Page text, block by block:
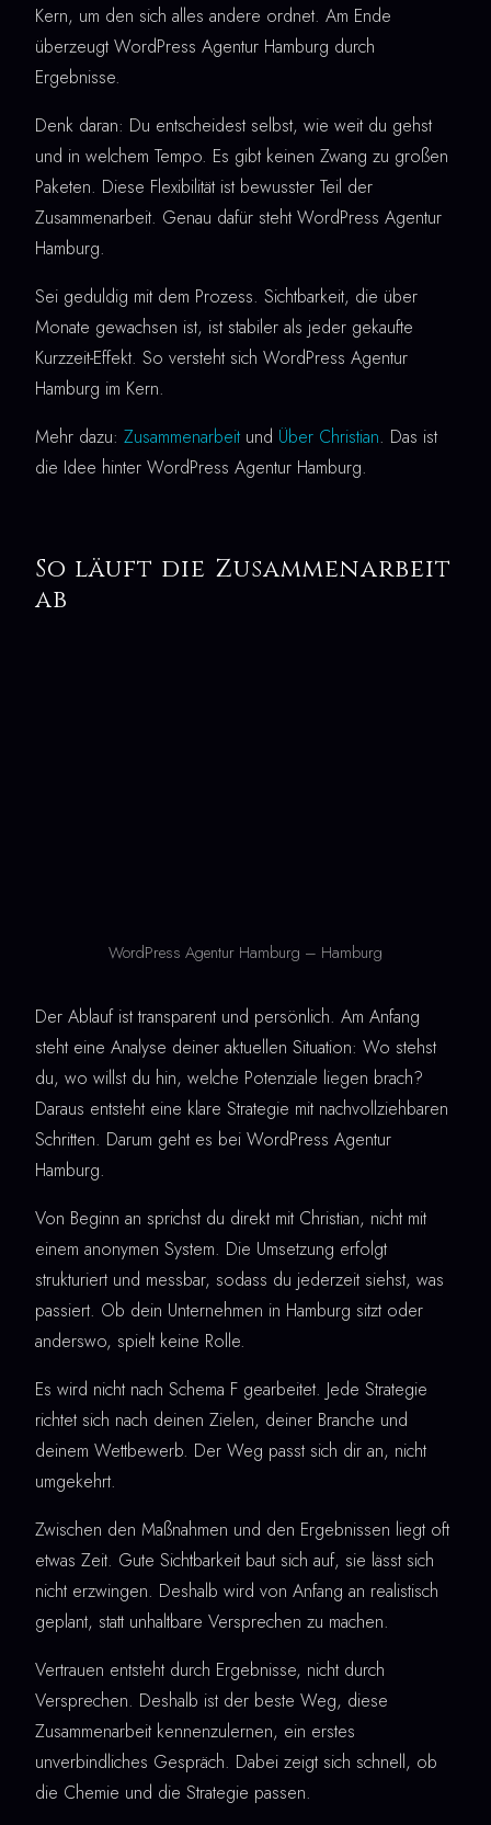
Kern, um den sich alles andere ordnet. Am Ende
überzeugt WordPress Agentur Hamburg durch
Ergebnisse.
Denk daran: Du entscheidest selbst, wie weit du gehst
und in welchem Tempo. Es gibt keinen Zwang zu großen
Paketen. Diese Flexibilität ist bewusster Teil der
Zusammenarbeit. Genau dafür steht WordPress Agentur
Hamburg.
Sei geduldig mit dem Prozess. Sichtbarkeit, die über
Monate gewachsen ist, ist stabiler als jeder gekaufte
Kurzzeit-Effekt. So versteht sich WordPress Agentur
Hamburg im Kern.
Mehr dazu: Zusammenarbeit und Über Christian. Das ist
die Idee hinter WordPress Agentur Hamburg.
So läuft die Zusammenarbeit
ab
WordPress Agentur Hamburg – Hamburg
Der Ablauf ist transparent und persönlich. Am Anfang
steht eine Analyse deiner aktuellen Situation: Wo stehst
du, wo willst du hin, welche Potenziale liegen brach?
Daraus entsteht eine klare Strategie mit nachvollziehbaren
Schritten. Darum geht es bei WordPress Agentur
Hamburg.
Von Beginn an sprichst du direkt mit Christian, nicht mit
einem anonymen System. Die Umsetzung erfolgt
strukturiert und messbar, sodass du jederzeit siehst, was
passiert. Ob dein Unternehmen in Hamburg sitzt oder
anderswo, spielt keine Rolle.
Es wird nicht nach Schema F gearbeitet. Jede Strategie
richtet sich nach deinen Zielen, deiner Branche und
deinem Wettbewerb. Der Weg passt sich dir an, nicht
umgekehrt.
Zwischen den Maßnahmen und den Ergebnissen liegt oft
etwas Zeit. Gute Sichtbarkeit baut sich auf, sie lässt sich
nicht erzwingen. Deshalb wird von Anfang an realistisch
geplant, statt unhaltbare Versprechen zu machen.
Vertrauen entsteht durch Ergebnisse, nicht durch
Versprechen. Deshalb ist der beste Weg, diese
Zusammenarbeit kennenzulernen, ein erstes
unverbindliches Gespräch. Dabei zeigt sich schnell, ob
die Chemie und die Strategie passen.